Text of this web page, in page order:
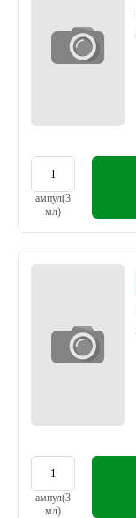
ампул(3
мл)
ампул(3
мл)